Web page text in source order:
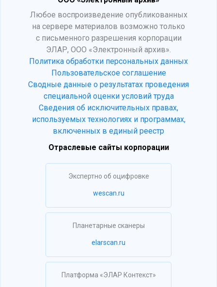
Любое воспроизведение опубликованных
на сервере материалов возможно только
с письменного разрешения корпорации
ЭЛАР, ООО «Электронный архив».
Политика обработки персональных данных
Пользовательское соглашение
Сводные данные о результатах проведения
специальной оценки условий труда
Сведения об исключительных правах,
используемых технологиях и программах,
включенных в единый реестр
Отраслевые сайты корпорации
Экспертно об оцифровке
wescan.ru
Планетарные сканеры
elarscan.ru
Платформа «ЭЛАР Контекст»